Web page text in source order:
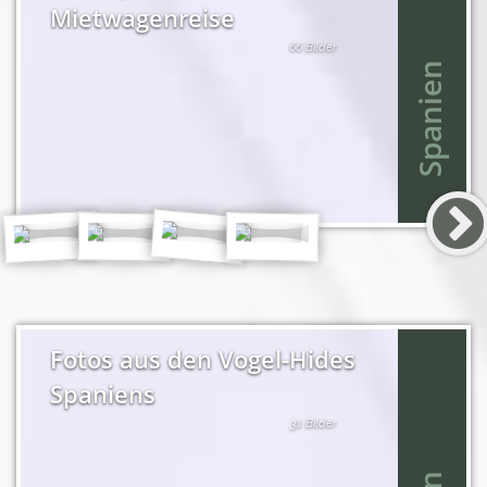
Mietwagenreise
66 Bilder
Spanien
Fotos aus den Vogel-Hides
Spaniens
31 Bilder